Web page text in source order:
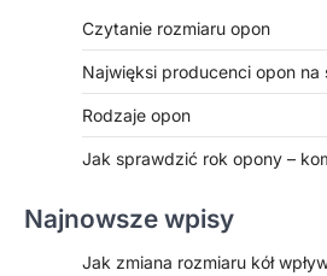
Czytanie rozmiaru opon
Najwięksi producenci opon na
Rodzaje opon
Jak sprawdzić rok opony –
Najnowsze wpisy
Jak zmiana rozmiaru kół